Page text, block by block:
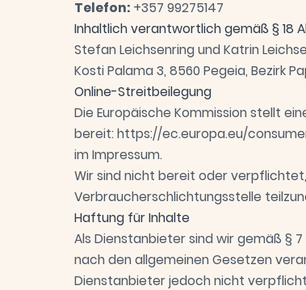
Telefon: +357 99275147
Inhaltlich verantwortlich gemäß § 18
Stefan Leichsenring und Katrin
Kosti Palama 3, 8560 Pegeia, Bezirk
Online-Streitbeilegung
Die Europäische Kommission stellt
bereit: https://ec.europa.eu/
im Impressum.
Wir sind nicht bereit oder
Verbraucherschlichtungsstelle
Haftung für Inhalte
Als Dienstanbieter sind wir gemäß §
nach den allgemeinen Gesetzen
Dienstanbieter jedoch nicht